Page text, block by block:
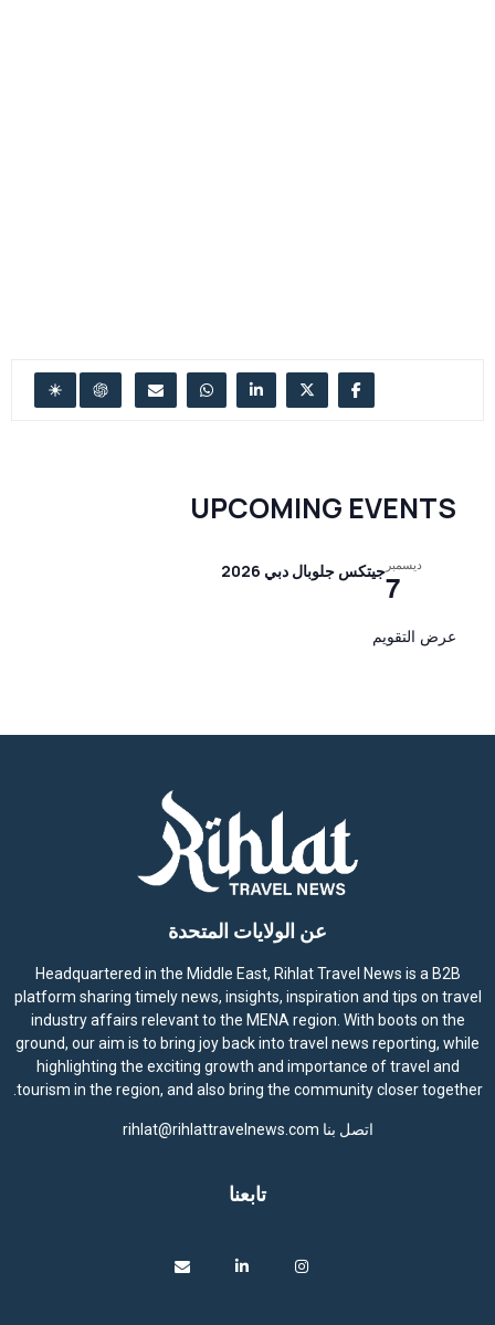
UPCOMING EVENTS
ديسمبر
7جيتكس جلوبال دبي 2026
عرض التقويم
عن الولايات المتحدة
Headquartered in the Middle East, Rihlat Travel News is a B2B
platform sharing timely news, insights, inspiration and tips on travel
industry affairs relevant to the MENA region. With boots on the
ground, our aim is to bring joy back into travel news reporting, while
highlighting the exciting growth and importance of travel and
tourism in the region, and also bring the community closer together.
اتصل بنا rihlat@rihlattravelnews.com
تابعنا